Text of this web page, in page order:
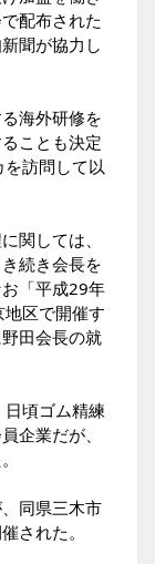
配布された
聞が協力し
海外研修を
ことも決定
訪問して以
関しては、
続き会長を
「平成29年
区で開催す
田会長の就
頃ゴム精練
企業だが、
同県三木市
された。